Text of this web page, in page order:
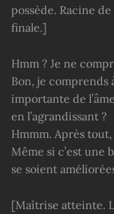
possède. Racine
finale.]
Hmm ? Je ne
Bon, je comprends
importante de
en l’agrandissant ?
Hmmm. Après
Même si c’est une
se soient
[Maîtrise atteinte.